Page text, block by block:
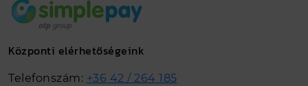
Központi elérhetőségeink
Telefonszám: +36 42 / 264 185